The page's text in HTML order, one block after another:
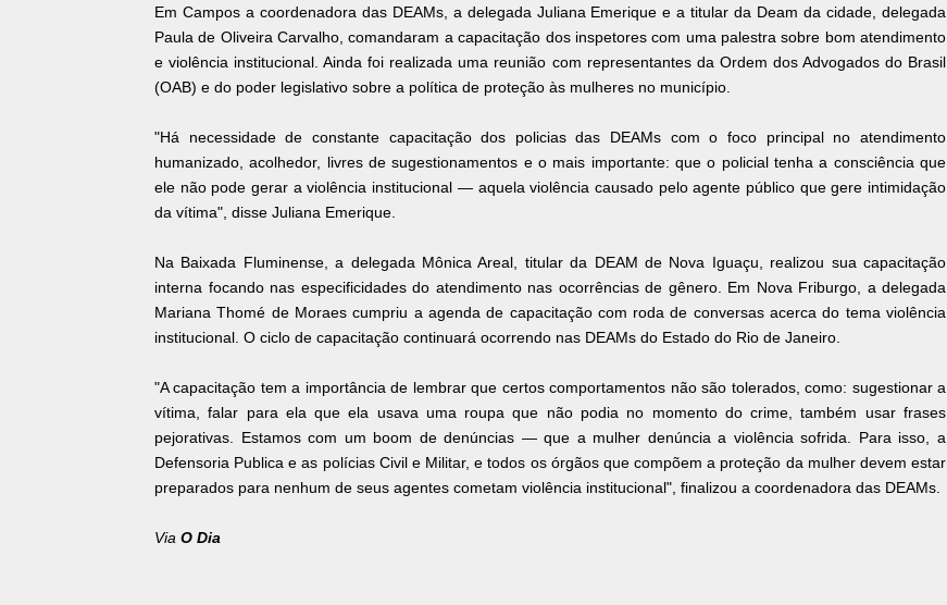
Em Campos a coordenadora das DEAMs, a delegada Juliana Emerique e a titular da Deam da cidade, delegada
Paula de Oliveira Carvalho, comandaram a capacitação dos inspetores com uma palestra sobre bom atendimento
e violência institucional. Ainda foi realizada uma reunião com representantes da Ordem dos Advogados do Brasil
(OAB) e do poder legislativo sobre a política de proteção às mulheres no município.
"Há necessidade de constante capacitação dos policias das DEAMs com o foco principal no atendimento
humanizado, acolhedor, livres de sugestionamentos e o mais importante: que o policial tenha a consciência que
ele não pode gerar a violência institucional — aquela violência causado pelo agente público que gere intimidação
da vítima", disse Juliana Emerique.
Na Baixada Fluminense, a delegada Mônica Areal, titular da DEAM de Nova Iguaçu, realizou sua capacitação
interna focando nas especificidades do atendimento nas ocorrências de gênero. Em Nova Friburgo, a delegada
Mariana Thomé de Moraes cumpriu a agenda de capacitação com roda de conversas acerca do tema violência
institucional. O ciclo de capacitação continuará ocorrendo nas DEAMs do Estado do Rio de Janeiro.
"A capacitação tem a importância de lembrar que certos comportamentos não são tolerados, como: sugestionar a
vítima, falar para ela que ela usava uma roupa que não podia no momento do crime, também usar frases
pejorativas. Estamos com um boom de denúncias — que a mulher denúncia a violência sofrida. Para isso, a
Defensoria Publica e as polícias Civil e Militar, e todos os órgãos que compõem a proteção da mulher devem estar
preparados para nenhum de seus agentes cometam violência institucional", finalizou a coordenadora das DEAMs.
Via O Dia